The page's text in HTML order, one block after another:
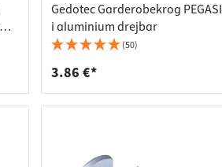
Gedotec Garderobekrog PEGASI
i aluminium drejbar
(50)
3.86 €*